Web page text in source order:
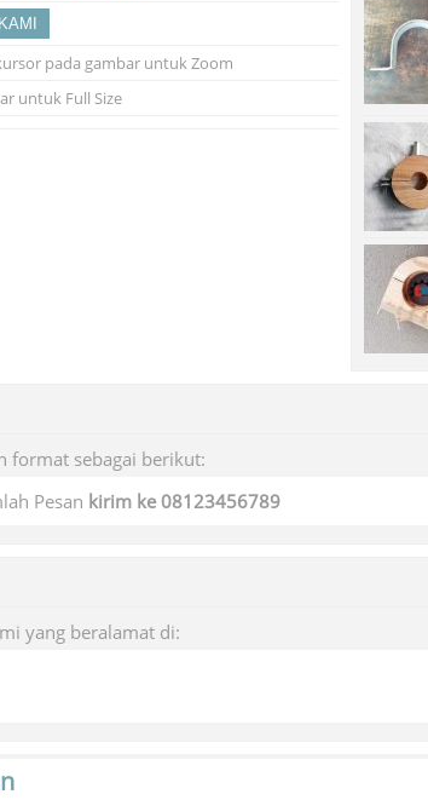
pada gambar untuk Zoom
untuk Full Size
format sebagai berikut:
Pesan kirim ke 08123456789
yang beralamat di: